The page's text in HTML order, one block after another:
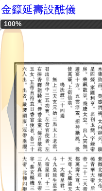
金籙延壽設醮儀
100%